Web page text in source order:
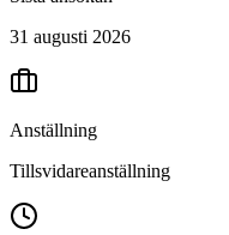
31 augusti 2026
Anställning
Tillsvidareanställning